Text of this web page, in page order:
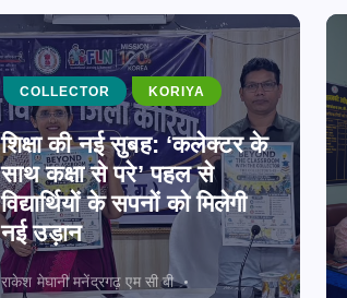
COLLECTOR KORIYA
शिक्षा की नई सुबह: ‘कलेक्टर के
साथ कक्षा से परे’ पहल से
विद्यार्थियों के सपनों को मिलेगी
नई उड़ान
राकेश मेघानी मनेंद्रगढ़ एम सी बी